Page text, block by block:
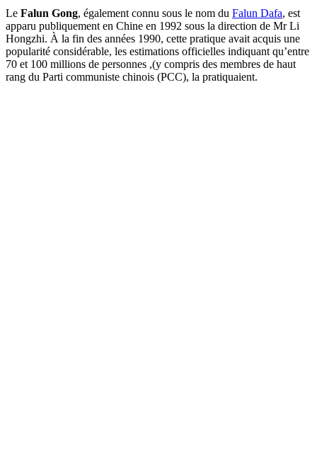
Le Falun Gong, également connu sous le nom du Falun Dafa, est
apparu publiquement en Chine en 1992 sous la direction de Mr Li
Hongzhi. À la fin des années 1990, cette pratique avait acquis une
popularité considérable, les estimations officielles indiquant qu’entre
70 et 100 millions de personnes ,(y compris des membres de haut
rang du Parti communiste chinois (PCC), la pratiquaient.